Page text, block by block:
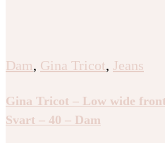
Dam, Gina Tricot, Jeans
Gina Tricot – Low wide
Svart – 40 – Dam